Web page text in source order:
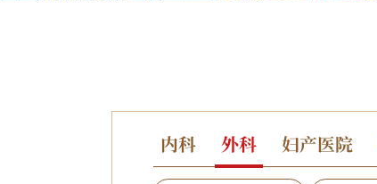
内科 外科 妇产医院